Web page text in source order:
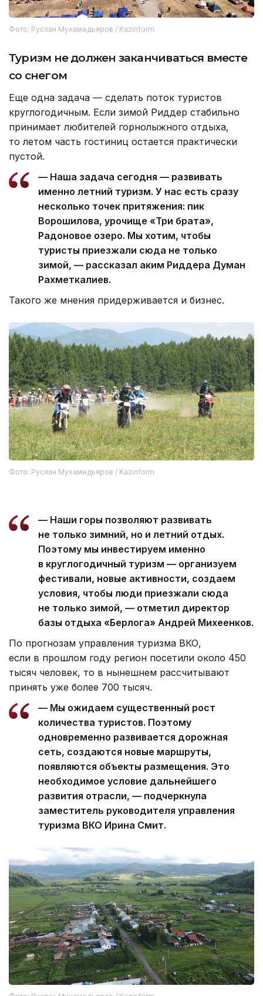
Фото: Руслан Мухамедьяров / Kazinform
Туризм не должен заканчиваться вместе
со снегом
Еще одна задача — сделать поток туристов
круглогодичным. Если зимой Риддер стабильно
принимает любителей горнолыжного отдыха,
то летом часть гостиниц остается практически
пустой.
— Наша задача сегодня — развивать
именно летний туризм. У нас есть сразу
несколько точек притяжения: пик
Ворошилова, урочище «Три брата»,
Радоновое озеро. Мы хотим, чтобы
туристы приезжали сюда не только
зимой, — рассказал аким Риддера Думан
Рахметкалиев.
Такого же мнения придерживается и бизнес.
Фото: Руслан Мухамедьяров / Kazinform
— Наши горы позволяют развивать
не только зимний, но и летний отдых.
Поэтому мы инвестируем именно
в круглогодичный туризм — организуем
фестивали, новые активности, создаем
условия, чтобы люди приезжали сюда
не только зимой, — отметил директор
базы отдыха «Берлога» Андрей Михеенков.
По прогнозам управления туризма ВКО,
если в прошлом году регион посетили около 450
тысяч человек, то в нынешнем рассчитывают
принять уже более 700 тысяч.
— Мы ожидаем существенный рост
количества туристов. Поэтому
одновременно развивается дорожная
сеть, создаются новые маршруты,
появляются объекты размещения. Это
необходимое условие дальнейшего
развития отрасли, — подчеркнула
заместитель руководителя управления
туризма ВКО Ирина Смит.